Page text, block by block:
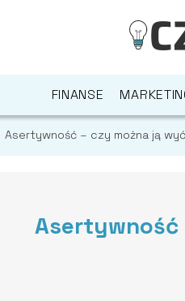
FINANSE
Asertywność – czy można ją
Asertywność